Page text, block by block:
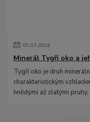
09.07.2024
Minerál Tygří oko a
Tygří oko je druh
charakteristickým
hnědými až zlatými